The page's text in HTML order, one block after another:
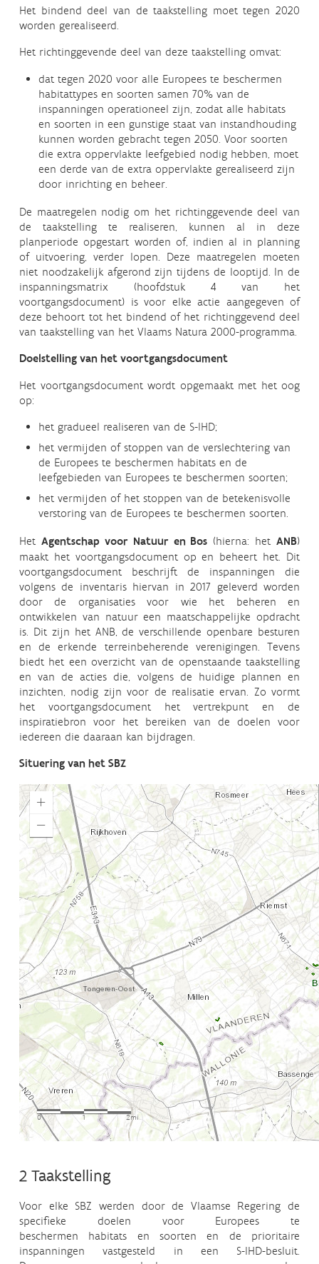
Het bindend deel van de taakstelling moet tegen 2020
worden gerealiseerd.
Het richtinggevende deel van deze taakstelling omvat:
dat tegen 2020 voor alle Europees te beschermen
habitattypes en soorten samen 70% van de
inspanningen operationeel zijn, zodat alle habitats
en soorten in een gunstige staat van instandhouding
kunnen worden gebracht tegen 2050. Voor soorten
die extra oppervlakte leefgebied nodig hebben, moet
een derde van de extra oppervlakte gerealiseerd zijn
door inrichting en beheer.
De maatregelen nodig om het richtinggevende deel van
de taakstelling te realiseren, kunnen al in deze
planperiode opgestart worden of, indien al in planning
of uitvoering, verder lopen. Deze maatregelen moeten
niet noodzakelijk afgerond zijn tijdens de looptijd. In de
inspanningsmatrix (hoofdstuk 4 van het
voortgangsdocument) is voor elke actie aangegeven of
deze behoort tot het bindend of het richtinggevend deel
van taakstelling van het Vlaams Natura 2000-programma.
Doelstelling van het voortgangsdocument
Het voortgangsdocument wordt opgemaakt met het oog
op:
het gradueel realiseren van de S-IHD;
het vermijden of stoppen van de verslechtering van
de Europees te beschermen habitats en de
leefgebieden van Europees te beschermen soorten;
het vermijden of het stoppen van de betekenisvolle
verstoring van de Europees te beschermen soorten.
Het Agentschap voor Natuur en Bos (hierna: het ANB)
maakt het voortgangsdocument op en beheert het. Dit
voortgangsdocument beschrijft de inspanningen die
volgens de inventaris hiervan in 2017 geleverd worden
door de organisaties voor wie het beheren en
ontwikkelen van natuur een maatschappelijke opdracht
is. Dit zijn het ANB, de verschillende openbare besturen
en de erkende terreinbeherende verenigingen. Tevens
biedt het een overzicht van de openstaande taakstelling
en van de acties die, volgens de huidige plannen en
inzichten, nodig zijn voor de realisatie ervan. Zo vormt
het voortgangsdocument het vertrekpunt en de
inspiratiebron voor het bereiken van de doelen voor
iedereen die daaraan kan bijdragen.
Situering van het SBZ
2 Taakstelling
Voor elke SBZ werden door de Vlaamse Regering de
specifieke doelen voor Europees te
beschermen habitats en soorten en de prioritaire
inspanningen vastgesteld in een S-IHD-besluit.